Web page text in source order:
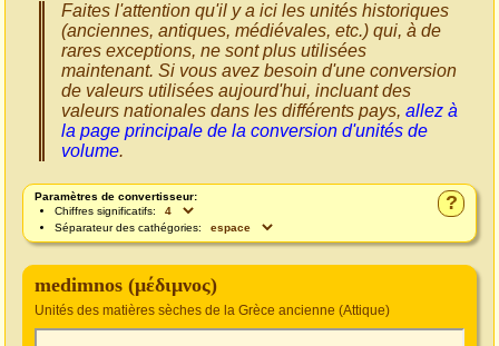
Faites l'attention qu'il y a ici les unités historiques
(anciennes, antiques, médiévales, etc.) qui, à de
rares exceptions, ne sont plus utilisées
maintenant. Si vous avez besoin d'une conversion
de valeurs utilisées aujourd'hui, incluant des
valeurs nationales dans les différents pays, allez à
la page principale de la conversion d'unités de
volume.
?
Paramètres de convertisseur:
Chiffres significatifs:
Séparateur des cathégories:
medimnos (μέδιμνος)
Unités des matières sèches de la Grèce ancienne (Attique)